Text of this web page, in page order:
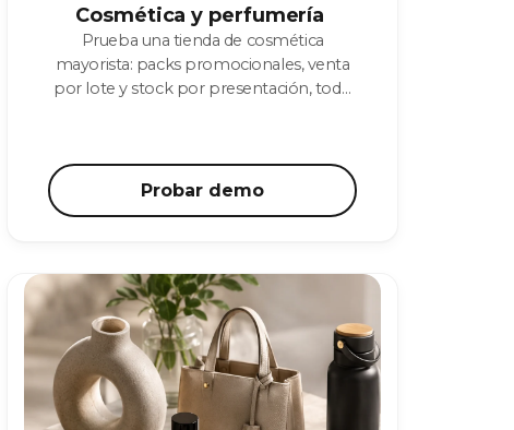
Cosmética y perfumería
Prueba una tienda de cosmética
mayorista: packs promocionales, venta
por lote y stock por presentación, todo
Probar demo